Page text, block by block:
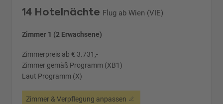
14 Hotelnächte Flug ab Wien (VIE)
Zimmer 1 (2 Erwachsene)
Zimmerpreis ab € 3.731,-
Zimmer gemäß Programm (XB1)
Laut Programm (X)
Zimmer & Verpflegung anpassen